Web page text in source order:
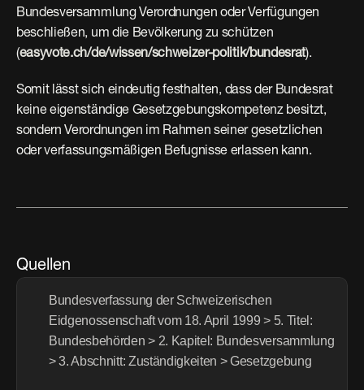
Bundesversammlung Verordnungen oder Verfügungen
beschließen, um die Bevölkerung zu schützen
(easyvote.ch/de/wissen/schweizer-politik/bundesrat).
Somit lässt sich eindeutig festhalten, dass der Bundesrat
keine eigenständige Gesetzgebungskompetenz besitzt,
sondern Verordnungen im Rahmen seiner gesetzlichen
oder verfassungsmäßigen Befugnisse erlassen kann.
Quellen
Bundesverfassung der Schweizerischen
Eidgenossenschaft vom 18. April 1999 > 5. Titel:
Bundesbehörden > 2. Kapitel: Bundesversammlung
> 3. Abschnitt: Zuständigkeiten > Gesetzgebung